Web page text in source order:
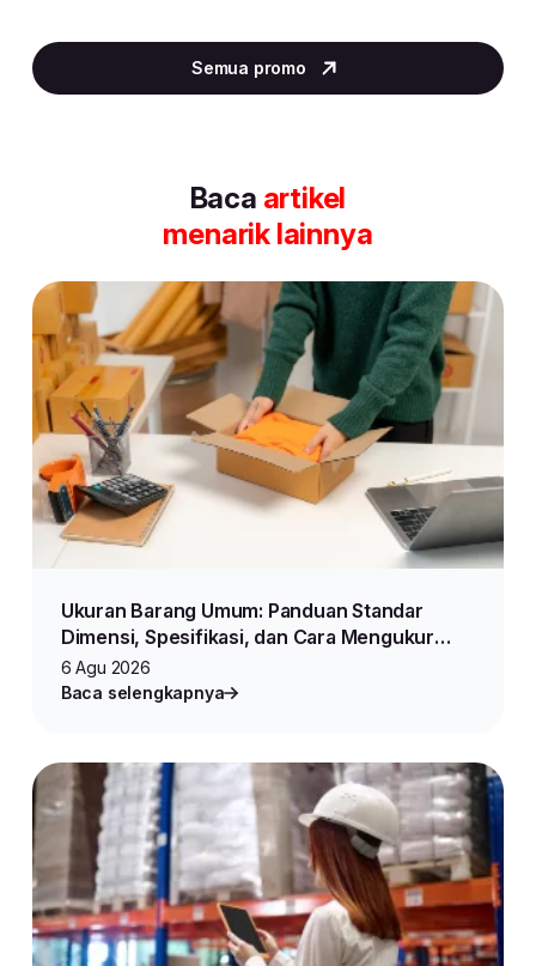
2
of
Semua promo
Baca artikel
menarik lainnya
Ukuran Barang Umum: Panduan Standar
Dimensi, Spesifikasi, dan Cara Mengukur
Produk untuk Jualan Online
6 Agu 2026
Baca selengkapnya